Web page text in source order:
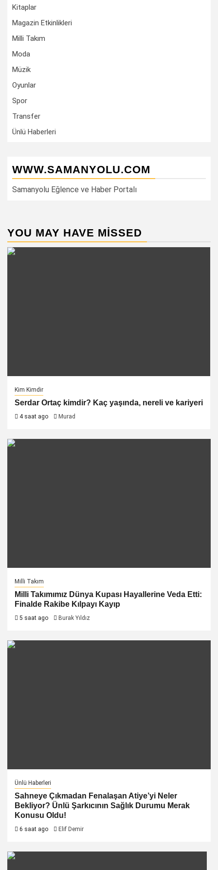
Kitaplar
Magazin Etkinlikleri
Milli Takım
Moda
Müzik
Oyunlar
Spor
Transfer
Ünlü Haberleri
WWW.SAMANYOLU.COM
Samanyolu Eğlence ve Haber Portalı
YOU MAY HAVE MISSED
Kim Kimdir
Serdar Ortaç kimdir? Kaç yaşında, nereli ve kariyeri
4 saat ago Murad
Milli Takım
Milli Takımımız Dünya Kupası Hayallerine Veda Etti:
Finalde Rakibe Kılpayı Kayıp
5 saat ago Burak Yıldız
Ünlü Haberleri
Sahneye Çıkmadan Fenalaşan Atiye’yi Neler
Bekliyor? Ünlü Şarkıcının Sağlık Durumu Merak
Konusu Oldu!
6 saat ago Elif Demir